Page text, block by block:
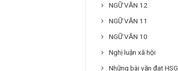
NGỮ VĂN 12
NGỮ VĂN 11
NGỮ VĂN 10
Nghị luận xã hội
Những bài văn đạt HSG